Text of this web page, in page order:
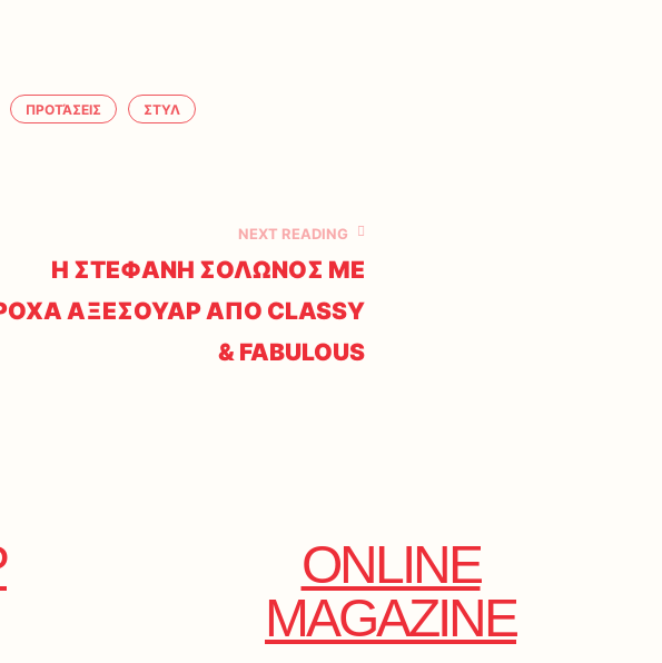
ΠΡΟΤΆΣΕΙΣ ΣΤΥΛ
NEXT READING
Η ΣΤΕΦΑΝΗ ΣΟΛΩΝΟΣ ΜΕ
ΑΞΕΣΟΥΑΡ ΑΠΟ CLASSY
& FABULOUS
ONLINE
MAGAZINE